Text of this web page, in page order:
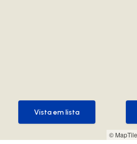
©
Vista em lista
Vista em lista